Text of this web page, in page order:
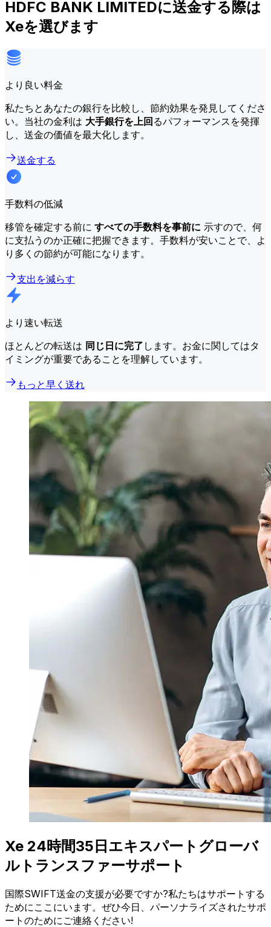
HDFC BANK LIMITEDに送金する際は
Xeを選びます
より良い料金
私たちとあなたの銀行を比較し、節約効果を発見してくださ
い。当社の金利は 大手銀行を上回るパフォーマンスを発揮
し、送金の価値を最大化します。
送金する
手数料の低減
移管を確定する前に すべての手数料を事前に 示すので、何
に支払うのか正確に把握できます。手数料が安いことで、よ
り多くの節約が可能になります。
支出を減らす
より速い転送
ほとんどの転送は 同じ日に完了 します。お金に関してはタ
イミングが重要であることを理解しています。
もっと早く送れ
Xe 24時間35日エキスパートグローバ
ルトランスファーサポート
国際SWIFT送金の支援が必要ですか?私たちはサポートする
ためにここにいます。ぜひ今日、パーソナライズされたサポ
ートのためにご連絡ください!